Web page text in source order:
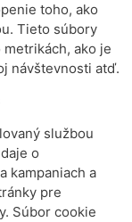
toho, ako
Tieto súbory
ako je
návštevnosti atď.
službou
o
kampaniach a
pre
Súbor cookie